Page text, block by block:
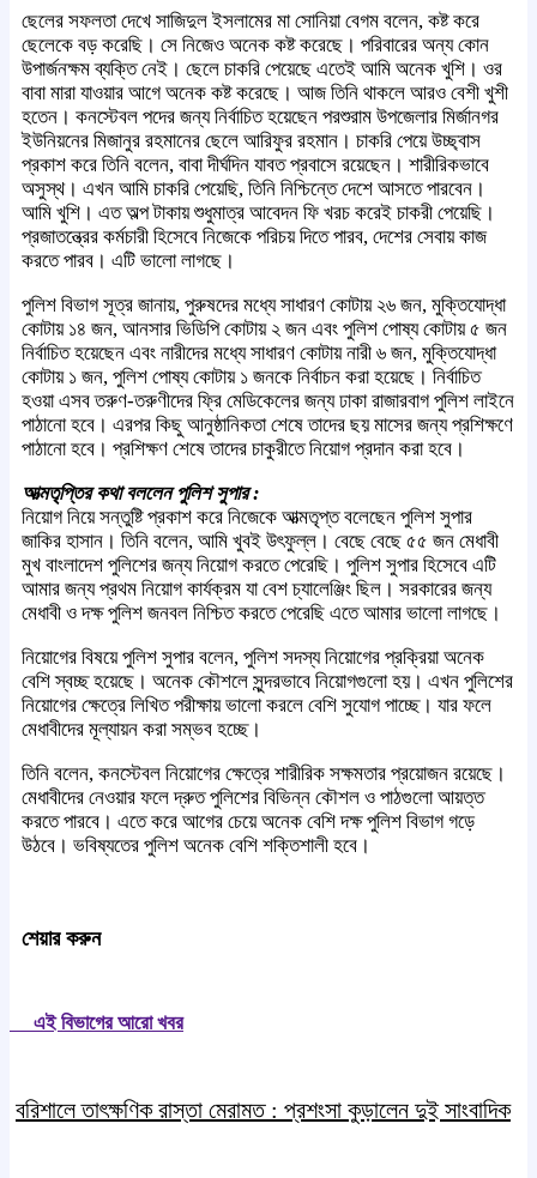
ছেলের সফলতা দেখে সাজিদুল ইসলামের মা সোনিয়া বেগম বলেন, কষ্ট করে
ছেলেকে বড় করেছি। সে নিজেও অনেক কষ্ট করেছে। পরিবারের অন্য কোন
উপার্জনক্ষম ব্যক্তি নেই। ছেলে চাকরি পেয়েছে এতেই আমি অনেক খুশি। ওর
বাবা মারা যাওয়ার আগে অনেক কষ্ট করেছে। আজ তিনি থাকলে আরও বেশী খুশী
হতেন। কনস্টেবল পদের জন্য নির্বাচিত হয়েছেন পরশুরাম উপজেলার মির্জানগর
ইউনিয়নের মিজানুর রহমানের ছেলে আরিফুর রহমান। চাকরি পেয়ে উচ্ছ্বাস
প্রকাশ করে তিনি বলেন, বাবা দীর্ঘদিন যাবত প্রবাসে রয়েছেন। শারীরিকভাবে
অসুস্থ। এখন আমি চাকরি পেয়েছি, তিনি নিশ্চিন্তে দেশে আসতে পারবেন।
আমি খুশি। এত অল্প টাকায় শুধুমাত্র আবেদন ফি খরচ করেই চাকরী পেয়েছি।
প্রজাতন্ত্রের কর্মচারী হিসেবে নিজেকে পরিচয় দিতে পারব, দেশের সেবায় কাজ
করতে পারব। এটি ভালো লাগছে।
পুলিশ বিভাগ সূত্র জানায়, পুরুষদের মধ্যে সাধারণ কোটায় ২৬ জন, মুক্তিযোদ্ধা
কোটায় ১৪ জন, আনসার ভিডিপি কোটায় ২ জন এবং পুলিশ পোষ্য কোটায় ৫ জন
নির্বাচিত হয়েছেন এবং নারীদের মধ্যে সাধারণ কোটায় নারী ৬ জন, মুক্তিযোদ্ধা
কোটায় ১ জন, পুলিশ পোষ্য কোটায় ১ জনকে নির্বাচন করা হয়েছে। নির্বাচিত
হওয়া এসব তরুণ-তরুণীদের ফ্রি মেডিকেলের জন্য ঢাকা রাজারবাগ পুলিশ লাইনে
পাঠানো হবে। এরপর কিছু আনুষ্ঠানিকতা শেষে তাদের ছয় মাসের জন্য প্রশিক্ষণে
পাঠানো হবে। প্রশিক্ষণ শেষে তাদের চাকুরীতে নিয়োগ প্রদান করা হবে।
আত্মতৃপ্তির কথা বললেন পুলিশ সুপার :
নিয়োগ নিয়ে সন্তুষ্টি প্রকাশ করে নিজেকে আত্মতৃপ্ত বলেছেন পুলিশ সুপার
জাকির হাসান। তিনি বলেন, আমি খুবই উৎফুল্ল। বেছে বেছে ৫৫ জন মেধাবী
মুখ বাংলাদেশ পুলিশের জন্য নিয়োগ করতে পেরেছি। পুলিশ সুপার হিসেবে এটি
আমার জন্য প্রথম নিয়োগ কার্যক্রম যা বেশ চ্যালেঞ্জিং ছিল। সরকারের জন্য
মেধাবী ও দক্ষ পুলিশ জনবল নিশ্চিত করতে পেরেছি এতে আমার ভালো লাগছে।
নিয়োগের বিষয়ে পুলিশ সুপার বলেন, পুলিশ সদস্য নিয়োগের প্রক্রিয়া অনেক
বেশি স্বচ্ছ হয়েছে। অনেক কৌশলে সুন্দরভাবে নিয়োগগুলো হয়। এখন পুলিশের
নিয়োগের ক্ষেত্রে লিখিত পরীক্ষায় ভালো করলে বেশি সুযোগ পাচ্ছে। যার ফলে
মেধাবীদের মূল্যায়ন করা সম্ভব হচ্ছে।
তিনি বলেন, কনস্টেবল নিয়োগের ক্ষেত্রে শারীরিক সক্ষমতার প্রয়োজন রয়েছে।
মেধাবীদের নেওয়ার ফলে দ্রুত পুলিশের বিভিন্ন কৌশল ও পাঠগুলো আয়ত্ত
করতে পারবে। এতে করে আগের চেয়ে অনেক বেশি দক্ষ পুলিশ বিভাগ গড়ে
উঠবে। ভবিষ্যতের পুলিশ অনেক বেশি শক্তিশালী হবে।
শেয়ার করুন
এই বিভাগের আরো খবর
বরিশালে তাৎক্ষণিক রাস্তা মেরামত : প্রশংসা কুড়ালেন দুই সাংবাদিক